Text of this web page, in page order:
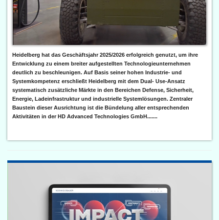
Heidelberg hat das Geschäftsjahr 2025/2026 erfolgreich genutzt, um ihre
Entwicklung zu einem breiter aufgestellten Technologieunternehmen
deutlich zu beschleunigen. Auf Basis seiner hohen Industrie- und
Systemkompetenz erschließt Heidelberg mit dem Dual- Use-Ansatz
systematisch zusätzliche Märkte in den Bereichen Defense, Sicherheit,
Energie, Ladeinfrastruktur und industrielle Systemlösungen. Zentraler
Baustein dieser Ausrichtung ist die Bündelung aller entsprechenden
Aktivitäten in der HD Advanced Technologies GmbH.......